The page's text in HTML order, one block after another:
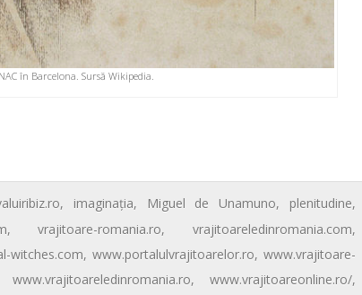
în Barcelona. Sursă Wikipedia.
, imaginaţia, Miguel de Unamuno, plenitudine,
,vrajitoare-romania.ro,vrajitoareledinromania.com,
witches.com, www.portalulvrajitoarelor.ro,www.vrajitoare-
www.vrajitoareledinromania.ro,www.vrajitoareonline.ro/,